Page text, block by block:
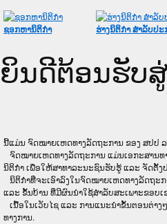
ຊອກຫານິຕິກໍາ ຮ່າງນິຕິກໍາ ສໍາລັບປ
ຍິນດີຕ້ອນຮັບ
ນີ້ແມ່ນ ຈົດໝາຍເຫດທາງລັດຖະການ ຂອງ ສປປ ລ
ຈົດໝາຍເຫດທາງລັດຖະການ ແມ່ນ​ເອ​ກະ​ສານ​ທ
ນິຕິກໍາ ເພື່ອໃຫ້​ສາ​ທາ​ລະ​ນະ​ຊົນ​ຮັບ​ຮູ້ ແລະ ຈັດ​ຕັ້ງ​
ນິ​ຕິ​ກຳ​ທີ່​ຈະ​ເອົາ​ລົງ​ໃນ​ຈົດ​ໝາຍ​ເຫດ​ທາງ​ລັດ​ຖະ​
ແລະ ຂັ້ນ​ບ້ານ ​ທີ່​ມີ​ຜົນ​ນຳ​ໃຊ້​ສຳ​ລັບ​ສະ​ເພາະ​ຂອບ​ເ
ເນື້ອໃນ​ເວັບ​ໄຊ​ ແລະ ການແນະນໍາຂັ້ນຕອນຕ່າ
ທາງການ.